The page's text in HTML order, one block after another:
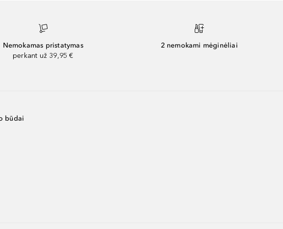
Nemokamas pristatymas
perkant už 39,95 €
2 nemokami mėginėliai
būdai